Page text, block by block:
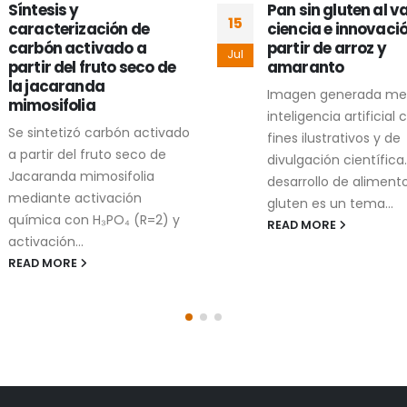
Pan sin gluten al vapor:
ciencia e innovación a
partir de arroz y
amaranto
Imagen generada mediante
inteligencia artificial con
fines ilustrativos y de
divulgación científica. El
desarrollo de alimentos sin
gluten es un tema...
READ MORE
02
Jul
De residuos a
una nueva forma
aprovechar los
alimentos
En las diferentes
producción de
generan residuos que,
simple vista, parecen
tener alguna
READ MORE